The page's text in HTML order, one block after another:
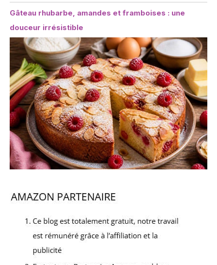
Gâteau rhubarbe, amandes et framboises : une
douceur irrésistible